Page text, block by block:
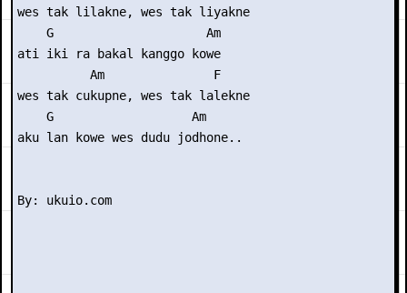
wes tak lilakne, wes tak liyakne
    G                     Am
ati iki ra bakal kanggo kowe
          Am               F
wes tak cukupne, wes tak lalekne
    G                   Am
aku lan kowe wes dudu jodhone..